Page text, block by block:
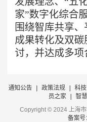
家”数字化综合
围绕智库共享
成果转化及双
讨，并达成多项
通知公告 | 政策法规 | 科
员之家
| 智
Copyright © 2024 上海
备案